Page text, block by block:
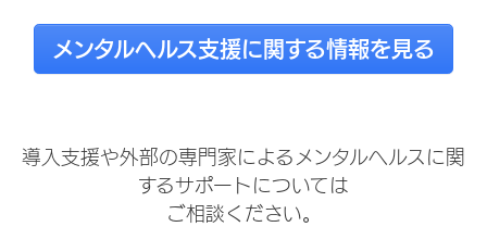
メンタルヘルス支援に関する情報を見る
導入支援や外部の専門家によるメンタルヘルスに関
するサポートについては
ご相談ください。